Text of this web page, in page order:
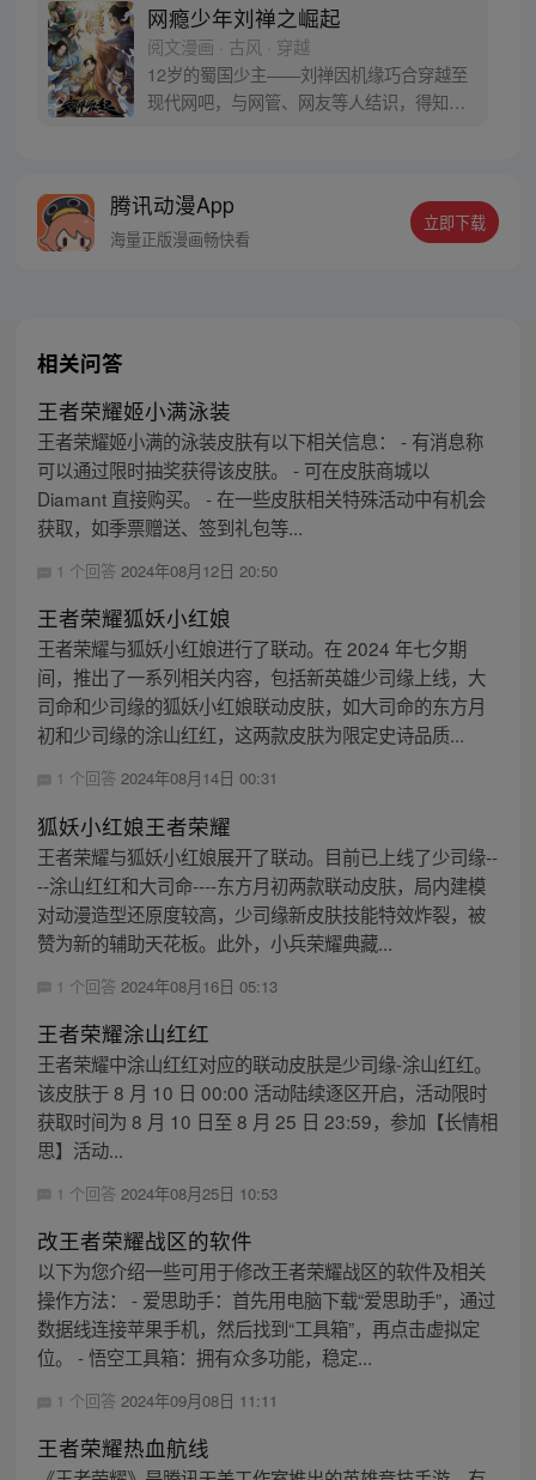
网瘾少年刘禅之崛起
阅文漫画 · 古风 · 穿越
12岁的蜀国少主——刘禅因机缘巧合穿越至
现代网吧，与网管、网友等人结识，得知了
然科学、人文知识运用在古代战场及朝堂之
上，对东汉末年形成了降维打击？能否摆
腾讯动漫App
海量正版漫画畅快看
立即下载
相关问答
王者荣耀姬小满泳装
王者荣耀姬小满的泳装皮肤有以下相关信息： - 有消息称
可以通过限时抽奖获得该皮肤。 - 可在皮肤商城以
Diamant 直接购买。 - 在一些皮肤相关特殊活动中有机会
获取，如季票赠送、签到礼包等...
1 个回答 2024年08月12日 20:50
王者荣耀狐妖小红娘
王者荣耀与狐妖小红娘进行了联动。在 2024 年七夕期
间，推出了一系列相关内容，包括新英雄少司缘上线，大
司命和少司缘的狐妖小红娘联动皮肤，如大司命的东方月
初和少司缘的涂山红红，这两款皮肤为限定史诗品质...
1 个回答 2024年08月14日 00:31
狐妖小红娘王者荣耀
王者荣耀与狐妖小红娘展开了联动。目前已上线了少司缘--
--涂山红红和大司命----东方月初两款联动皮肤，局内建模
对动漫造型还原度较高，少司缘新皮肤技能特效炸裂，被
赞为新的辅助天花板。此外，小兵荣耀典藏...
1 个回答 2024年08月16日 05:13
王者荣耀涂山红红
王者荣耀中涂山红红对应的联动皮肤是少司缘-涂山红红。
该皮肤于 8 月 10 日 00:00 活动陆续逐区开启，活动限时
获取时间为 8 月 10 日至 8 月 25 日 23:59，参加【长情相
思】活动...
1 个回答 2024年08月25日 10:53
改王者荣耀战区的软件
以下为您介绍一些可用于修改王者荣耀战区的软件及相关
操作方法： - 爱思助手：首先用电脑下载“爱思助手”，通过
数据线连接苹果手机，然后找到“工具箱”，再点击虚拟定
位。 - 悟空工具箱：拥有众多功能，稳定...
1 个回答 2024年09月08日 11:11
王者荣耀热血航线